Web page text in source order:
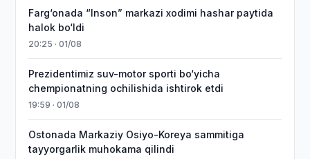
Farg‘onada “Inson” markazi xodimi hashar paytida
halok bo‘ldi
20:25 · 01/08
Prezidentimiz suv-motor sporti bo‘yicha
chempionatning ochilishida ishtirok etdi
19:59 · 01/08
Ostonada Markaziy Osiyo-Koreya sammitiga
tayyorgarlik muhokama qilindi